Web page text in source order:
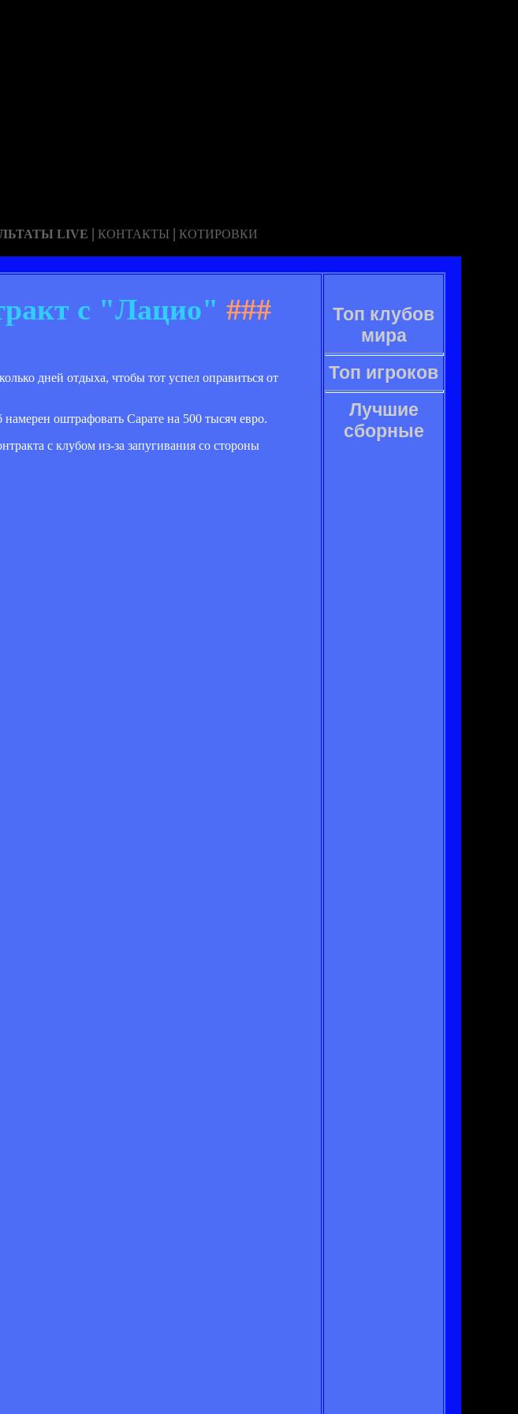
LIVE | КОНТАКТЫ | КОТИРОВКИ
с "Лацио" ###
дней отдыха, чтобы тот успел оправиться от
оштрафовать Сарате на 500 тысяч евро.
с клубом из-за запугивания со стороны
Топ клубов
мира
Топ игроков
Лучшие
сборные